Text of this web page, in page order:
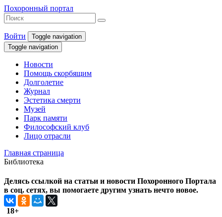
Похоронный портал
Войти
Toggle navigation
Toggle navigation
Новости
Помощь скорбящим
Долголетие
Журнал
Эстетика смерти
Музей
Парк памяти
Философский клуб
Лицо отрасли
Главная страница
Библиотека
Делясь ссылкой на статьи и новости Похоронного Портала
в соц. сетях, вы помогаете другим узнать нечто новое.
18+